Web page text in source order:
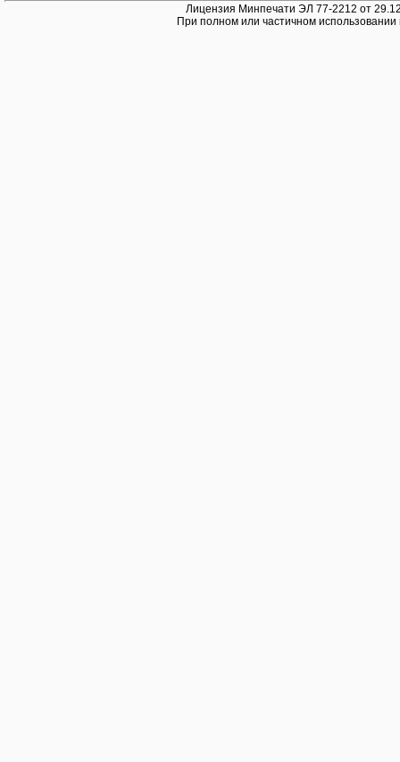
Лицензия Минпечати ЭЛ 77-2212 от
При полном или частичном